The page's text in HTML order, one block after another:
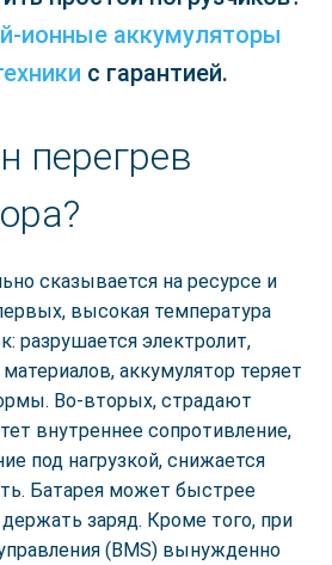
ионные аккумуляторы
с гарантией.
перегрев
сказывается на ресурсе и
высокая температура
разрушается электролит,
аккумулятор теряет
Во-вторых, страдают
внутреннее сопротивление,
под нагрузкой, снижается
Батарея может быстрее
заряд. Кроме того, при
(BMS) вынужденно